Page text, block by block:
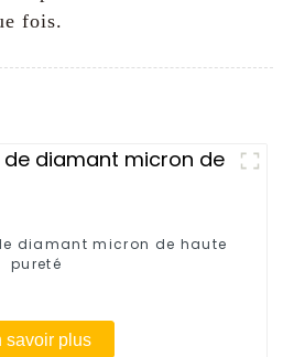
fois.
diamant micron de haute
pureté
savoir plus